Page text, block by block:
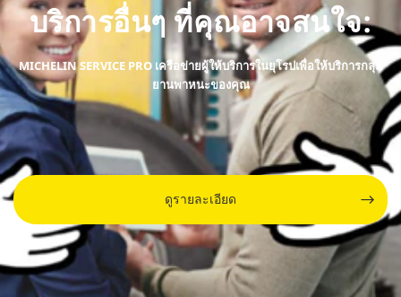
บริการอื่นๆ ที่คุณอาจสนใจ:
MICHELIN SERVICE PRO เครือข่ายผู้ให้บริการในยุโรปเพื่อให้บริการกลุ่ม
ยานพาหนะของคุณ
ดูรายละเอียด